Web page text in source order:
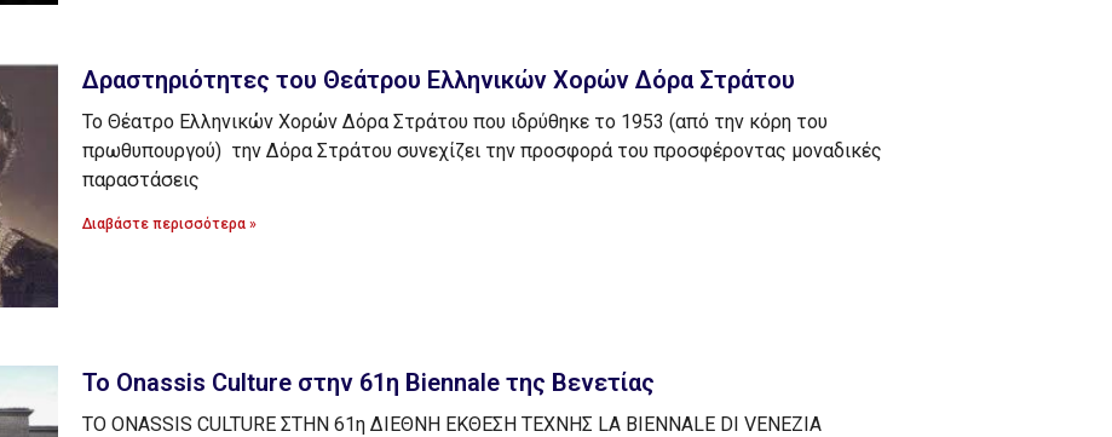
Δραστηριότητες του Θεάτρου Ελληνικών Χορών Δόρα Στράτου
Το Θέατρο Ελληνικών Χορών Δόρα Στράτου που ιδρύθηκε το 1953 (από την κόρη του
πρωθυπουργού) την Δόρα Στράτου συνεχίζει την προσφορά του προσφέροντας μοναδικές
παραστάσεις
Διαβάστε περισσότερα »
Το Onassis Culture στην 61η Biennale της Βενετίας
TO ONASSIS CULTURE ΣΤΗΝ 61η ΔΙΕΘΝΗ ΕΚΘΕΣΗ ΤΕΧΝΗΣ LA BIENNALE DI VENEZIA